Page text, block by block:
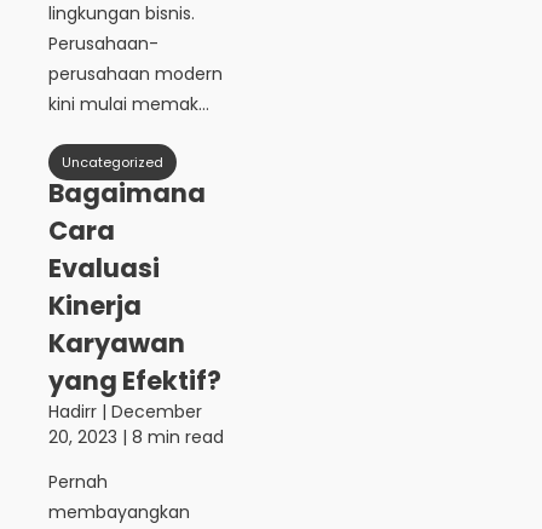
lingkungan bisnis.
Perusahaan-
perusahaan modern
kini mulai memak...
Uncategorized
Bagaimana
Cara
Evaluasi
Kinerja
Karyawan
yang Efektif?
Hadirr | December
20, 2023 | 8 min read
Pernah
membayangkan